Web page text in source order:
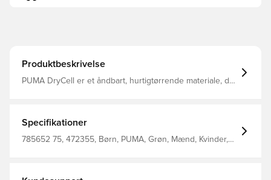
Produktbeskrivelse
PUMA DryCell er et åndbart, hurtigtørrende materiale, der
Specifikationer
785652 75, 472355, Børn, PUMA, Grøn, Mænd, Kvinder,